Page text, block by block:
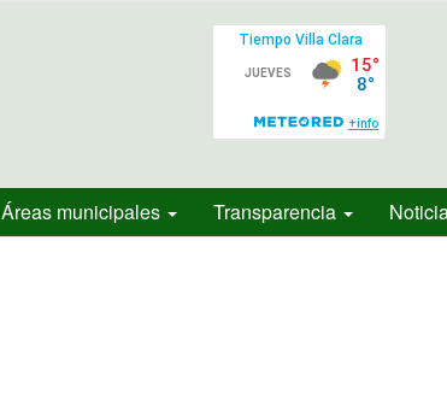
Áreas municipales Transparencia